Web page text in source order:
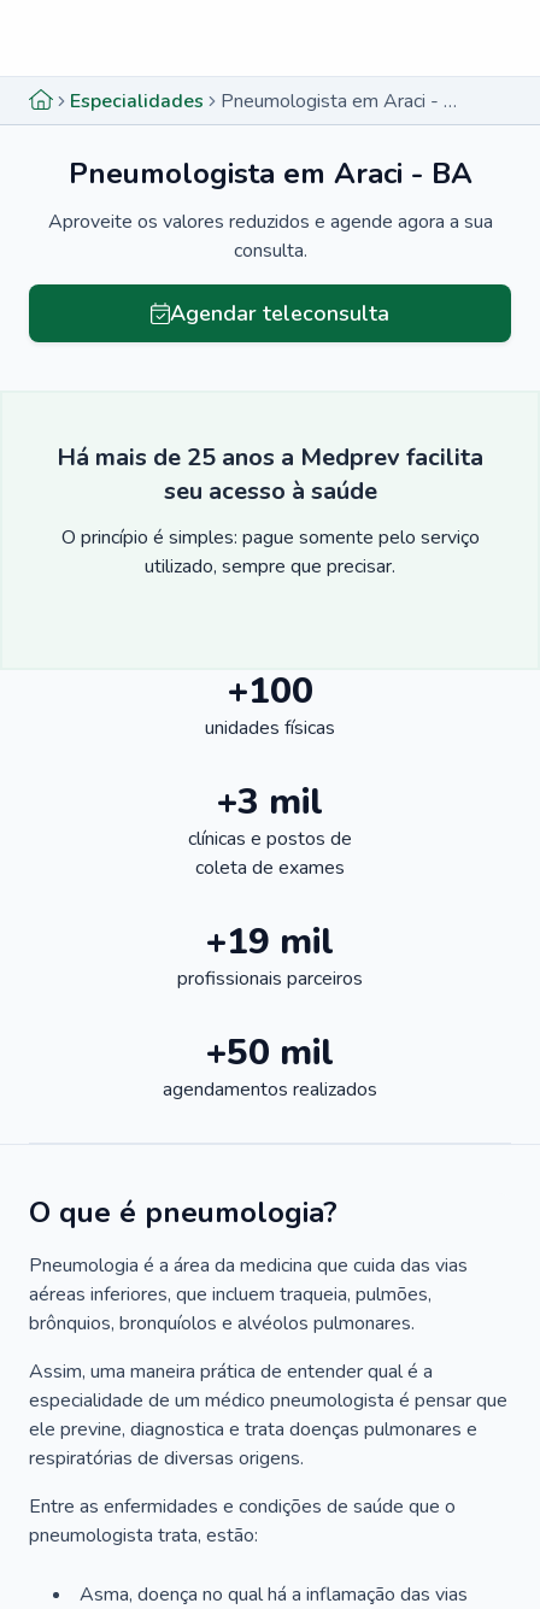
Especialidades Pneumologista em Araci - BA
Pneumologista em Araci - BA
Aproveite os valores reduzidos e agende agora a sua
consulta.
Agendar teleconsulta
Há mais de 25 anos a Medprev facilita
seu acesso à saúde
O princípio é simples: pague somente pelo serviço
utilizado, sempre que precisar.
+100
unidades físicas
+3 mil
clínicas e postos de
coleta de exames
+19 mil
profissionais parceiros
+50 mil
agendamentos realizados
O que é pneumologia?
Pneumologia é a área da medicina que cuida das vias
aéreas inferiores, que incluem traqueia, pulmões,
brônquios, bronquíolos e alvéolos pulmonares.
Assim, uma maneira prática de entender qual é a
especialidade de um médico pneumologista é pensar que
ele previne, diagnostica e trata doenças pulmonares e
respiratórias de diversas origens.
Entre as enfermidades e condições de saúde que o
pneumologista trata, estão:
Asma, doença no qual há a inflamação das vias